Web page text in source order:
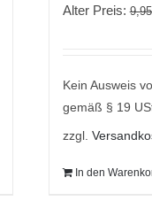
Alter Preis:
Kein Ausweis
gemäß § 19
zzgl.
In den